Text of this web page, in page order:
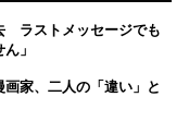
ラストメッセージでも
」
家、二人の「違い」と